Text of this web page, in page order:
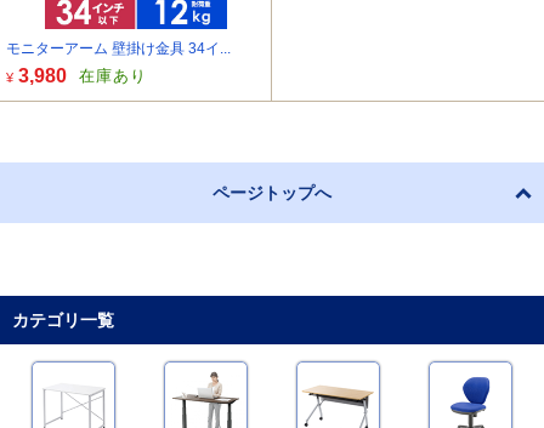
モニターアーム 壁掛け金具 34イ...
¥ 3,980 在庫あり
ページトップへ
カテゴリ一覧